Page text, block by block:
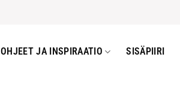
OHJEET JA INSPIRAATIO SISÄPIIRI